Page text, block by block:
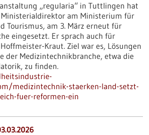
„regularia“ in Tuttlingen hat
Ministerialdirektor am Ministerium für
Tourismus, am 3. März erneut für
eingesetzt. Er sprach auch für
Kraut. Ziel war es, Lösungen
der Medizintechnikbranche, etwa die
zu finden.
medizintechnik-staerken-land-setzt-
fuer-reformen-ein